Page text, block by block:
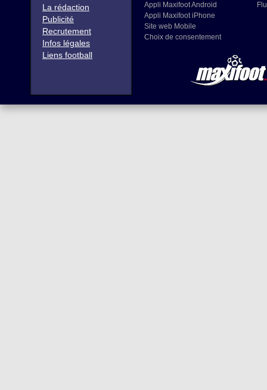
La rédaction
Publicité
Recrutement
Infos légales
Liens football
Appli Maxifoot Android
Appli Maxifoot iPhone
Site web Mobile
Choix de consentement